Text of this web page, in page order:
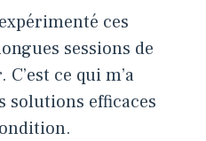
ces
sessions de
ce qui m’a
solutions efficaces